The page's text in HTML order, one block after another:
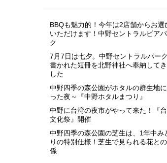
BBQも魅力的！今年は2店舗からお選
いただけます！中野セントラルビア
ク
7月7日は七夕。中野セントラルパー
書かれた短冊を北野神社へ奉納してき
した
中野四季の森公園がホタルの群生地
った夜～『中野ホタルまつり』
中野に台湾の夜市がやって来た！『
文化祭』開催
中野四季の森公園の芝生は、1年中み
りの特別仕様！芝生で見られる花と
係